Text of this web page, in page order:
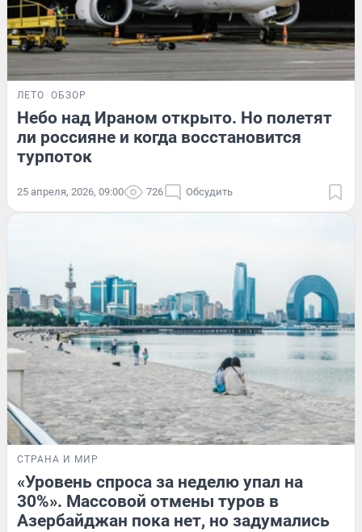
ЛЕТО ОБЗОР
Небо над Ираном открыто. Но полетят
ли россияне и когда восстановится
турпоток
25 апреля, 2026, 09:00 726 Обсудить
СТРАНА И МИР
«Уровень спроса за неделю упал на
30%». Массовой отмены туров в
Азербайджан пока нет, но задумались